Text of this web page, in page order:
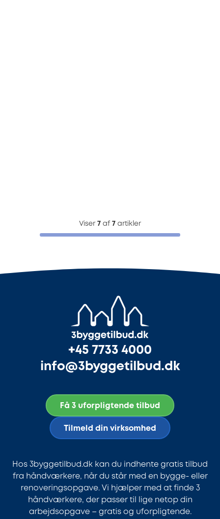
Viser 7 af 7 artikler
+45 7733 4000
info@3byggetilbud.dk
Få 3 uforpligtende tilbud
Tilmeld din virksomhed
Hos 3byggetilbud.dk kan du indhente gratis tilbud
fra håndværkere, når du står med en bygge- eller
renoveringsopgave. Vi hjælper med at finde 3
håndværkere, der passer til lige netop din
arbejdsopgave – gratis og uforpligtende.